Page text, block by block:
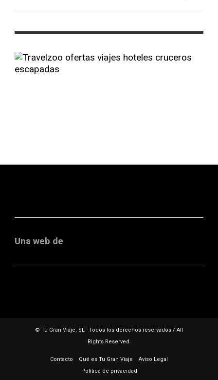
Una web de
© Tu Gran Viaje, SL - Todos los derechos reservados / All
Rights Reserved.
Contacto Qué es Tu Gran Viaje
Aviso Legal
Política de privacidad